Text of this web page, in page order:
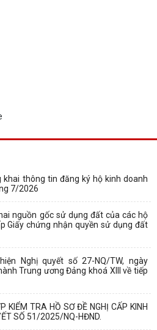
thông tin đăng ký hộ kinh doanh
7/2026
nguồn gốc sử dụng đất của các hộ
Giấy chứng nhận quyền sử dụng đất
Nghị quyết số 27-NQ/TW, ngày
Trung ương Đảng khoá XIII về tiếp
KIỂM TRA HỒ SƠ ĐỀ NGHỊ CẤP KINH
SỐ 51/2025/NQ-HĐND.